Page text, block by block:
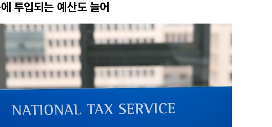
투입되는 예산도 늘어